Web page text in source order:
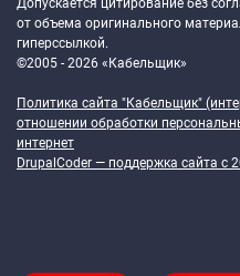
Допускается цитирование без
от объема оригинального
гиперссылкой.
©2005 - 2026 «Кабельщик»
Политика сайта "Кабельщик"
отношении обработки
интернет
DrupalCoder — поддержка сайта c